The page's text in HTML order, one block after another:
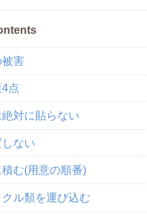
害
点
対に貼らない
ない
む(用意の順番)
ル類を運び込む